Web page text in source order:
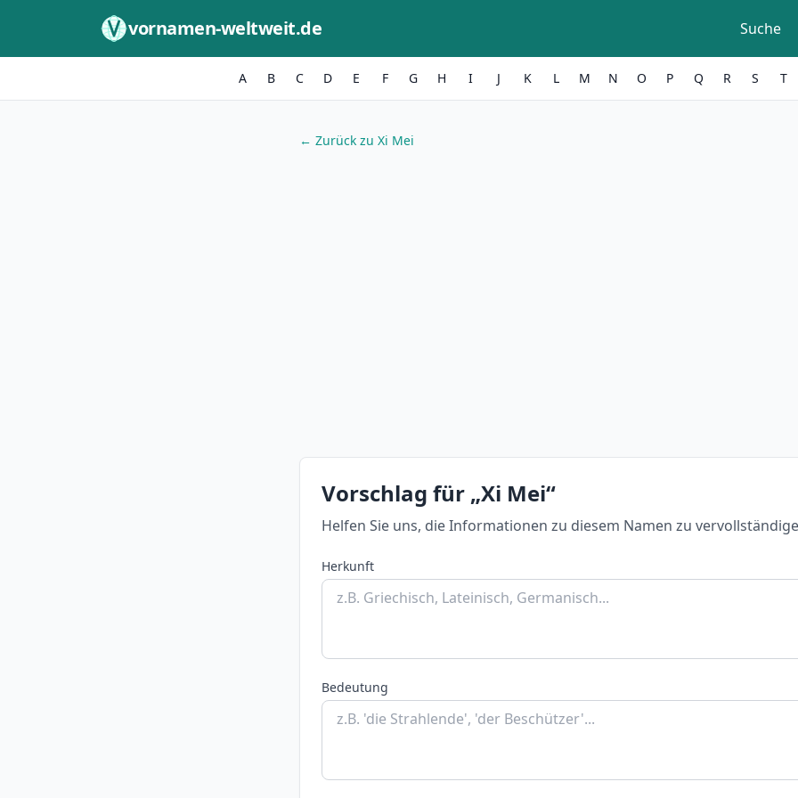
vornamen-weltweit.de Suche
A B C D E F G H I J K L M N O P Q R S T
← Zurück zu Xi Mei
Vorschlag für „Xi Mei“
Helfen Sie uns, die Informationen zu diesem Namen zu
Herkunft
Bedeutung